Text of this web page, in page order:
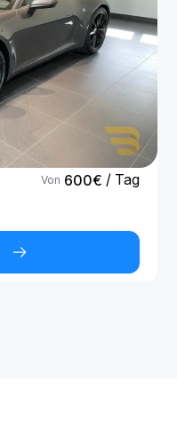
Von 600€ / Tag